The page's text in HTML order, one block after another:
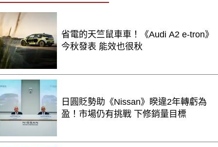
省電的天竺鼠車車！《Audi A2 e-tron》
今秋發表 能效也很秋
日圓貶勢助《Nissan》睽違2年轉虧為
盈！市場仍有挑戰 下修銷量目標